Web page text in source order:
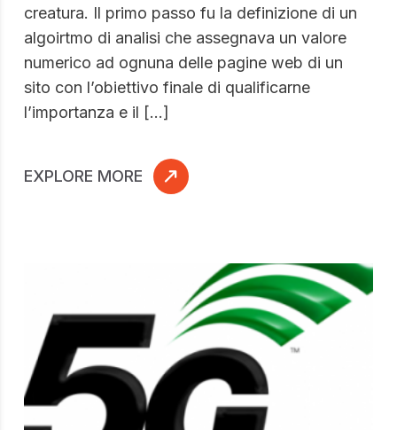
creatura. Il primo passo fu la definizione di un
algoirtmo di analisi che assegnava un valore
numerico ad ognuna delle pagine web di un
sito con l’obiettivo finale di qualificarne
l’importanza e il […]
EXPLORE MORE